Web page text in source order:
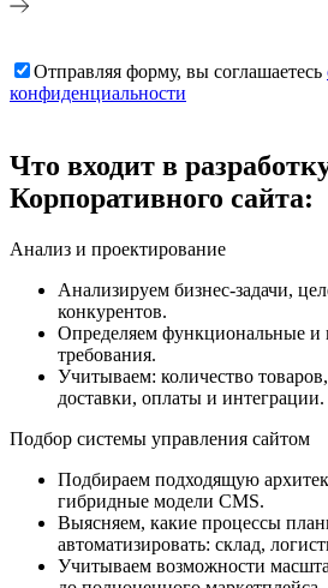
Отправляя форму, вы соглашаетесь
конфиденциальности
Что входит в
Корпоративного сайта:
Анализ и проектирование
Анализируем бизнес-задачи,
конкурентов.
Определяем функциональные и
требования.
Учитываем: количество
доставки, оплаты и интеграции.
Подбор системы управления сайтом
Подбираем подходящую
гибридные модели CMS.
Выясняем, какие процессы
автоматизировать: склад,
Учитываем возможности